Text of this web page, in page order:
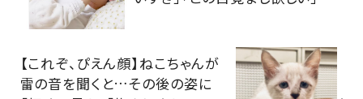
【これぞ、ぴえん顔】ねこちゃんが
雷の音を聞くと…その後の姿に